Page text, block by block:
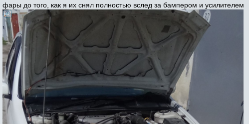
фары до того, как я их снял полностью вслед за бампером и усилителем